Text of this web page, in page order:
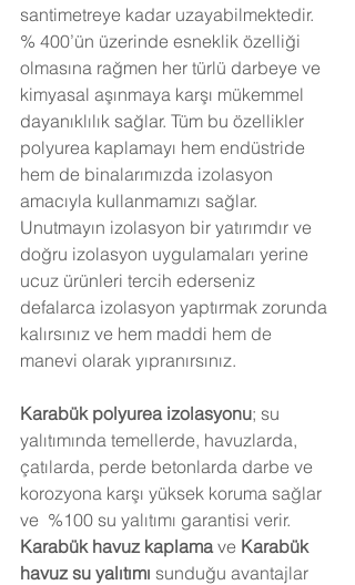
santimetreye kadar uzayabilmektedir.
% 400’ün üzerinde esneklik özelliği
olmasına rağmen her türlü darbeye ve
kimyasal aşınmaya karşı mükemmel
dayanıklılık sağlar. Tüm bu özellikler
polyurea kaplamayı hem endüstride
hem de binalarımızda izolasyon
amacıyla kullanmamızı sağlar.
Unutmayın izolasyon bir yatırımdır ve
doğru izolasyon uygulamaları yerine
ucuz ürünleri tercih ederseniz
defalarca izolasyon yaptırmak zorunda
kalırsınız ve hem maddi hem de
manevi olarak yıpranırsınız.
Karabük polyurea izolasyonu; su
yalıtımında temellerde, havuzlarda,
çatılarda, perde betonlarda darbe ve
korozyona karşı yüksek koruma sağlar
ve  %100 su yalıtımı garantisi verir.
Karabük havuz kaplama ve Karabük
havuz su yalıtımı sunduğu avantajlar